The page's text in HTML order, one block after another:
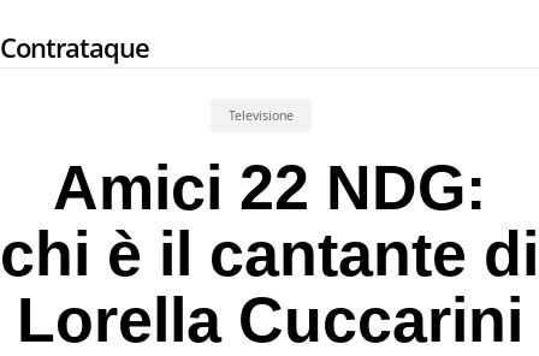
to
Contrataque
Televisione
Amici 22 NDG:
chi è il cantante di
Lorella Cuccarini